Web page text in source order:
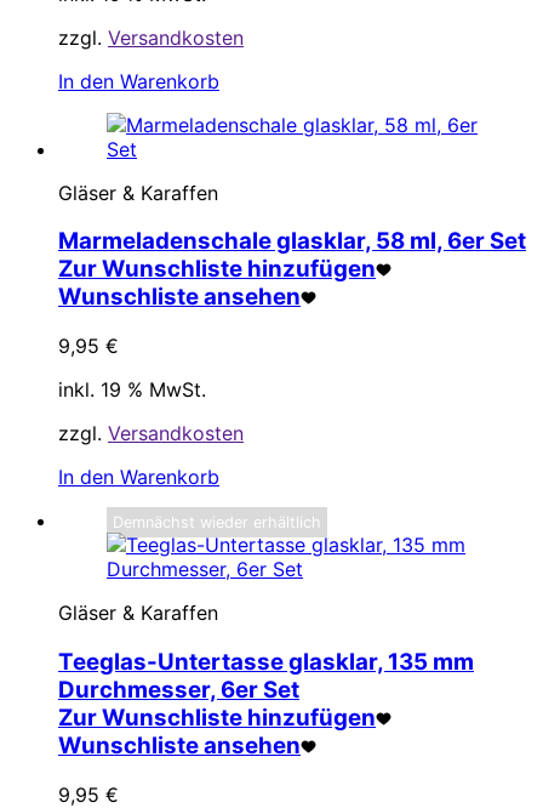
zzgl. Versandkosten
In den Warenkorb
Gläser & Karaffen
Marmeladenschale glasklar, 58 ml, 6er Set
Zur Wunschliste hinzufügen
Wunschliste ansehen
9,95 €
inkl. 19 % MwSt.
zzgl. Versandkosten
In den Warenkorb
Demnächst wieder erhältlich
Gläser & Karaffen
Teeglas-Untertasse glasklar, 135 mm
Durchmesser, 6er Set
Zur Wunschliste hinzufügen
Wunschliste ansehen
9,95 €